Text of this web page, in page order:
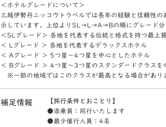
＜ホテルグレードについて＞
三越伊勢丹ニッコウトラベルでは長年の経験と信頼性
示しています。上位よりSL→L→A→Bの順にグレード分
＜SLグレード＞ 各地を代表する伝統と格式を持つ最上
＜ Lグレード ＞ 各地を代表するデラックスホテル
＜ Aグレード ＞ 5つ星～4つ星を中心としたホテル
＜ Bグレード ＞ 4つ星～3つ星のスタンダードクラスを
※一部の地域ではこのクラスが最高となる場合があり
補足情報
【旅行条件とおことり】
●添乗員：同行いたします
●最少催行人員：4名